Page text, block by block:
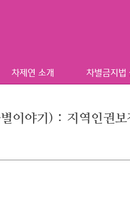
차제연 소개 차별금지법
이야기) : 지역인권